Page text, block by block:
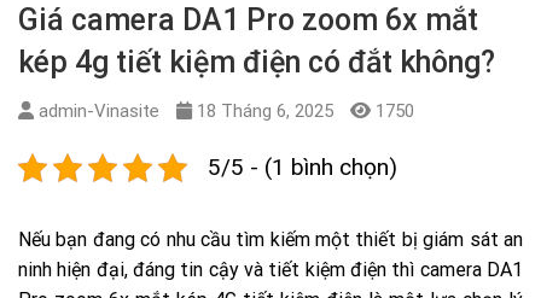
Giá camera DA1 Pro zoom 6x mắt
kép 4g tiết kiệm điện có đắt không?
admin-Vinasite 18 Tháng 6, 2025 1750
5/5 - (1 bình chọn)
Nếu bạn đang có nhu cầu tìm kiếm một thiết bị giám sát an
ninh hiện đại, đáng tin cậy và tiết kiệm điện thì camera DA1